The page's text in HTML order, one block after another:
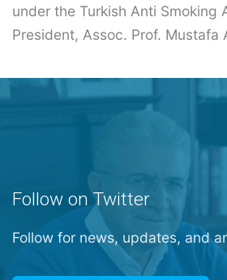
under the Turkish Anti Smoking
President, Assoc. Prof. Mustafa
Follow on Twitter
Follow for news, updates, and